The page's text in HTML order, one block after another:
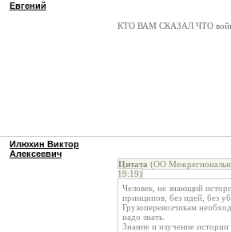
Евгений
КТО ВАМ СКАЗАЛ ЧТО
Илюхин Виктор
Алексеевич
Цитата (ОО
19:19)
Человек, не знающий
принципов, без идей, без
Грузоперевозчикам
надо знать.
Знание и изучение